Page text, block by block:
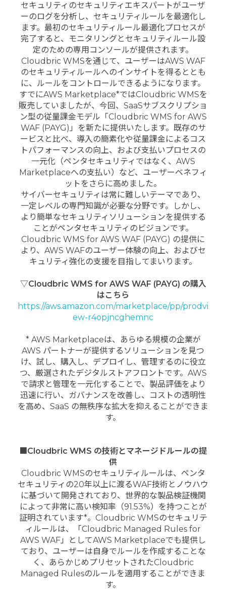
セキュリティのセキュリティエキスパートがユーザ
ーのログを分析し、セキュリティルールを最適化し
ます。最初のセキュリティルール最適化プロセスが
完了すると、モニタリングとセキュリティルール設
定のための専用コンソールが提供されます。
Cloudbric WMSを通じて、ユーザーはAWS WAF
のセキュリティルールへのインサイトを得るととも
に、ルールをコントロールできるようになります。
すでにAWS Marketplace*ではCloudbric WMSを
販売していましたが、今回、SaaSサブスクリプショ
ン型の従量課金モデル「Cloudbric WMS for AWS
WAF (PAYG)」を新たに提供いたします。既存のサ
ービスと比べ、導入の簡素化や従量課金によるコス
トパフォーマンスの向上、および支払いプロセスの
一元化（ペンタセキュリティではなく、AWS
Marketplaceへの支払い）など、ユーザーベネフィ
ットをさらに高めました。
サイバーセキュリティは常に難しいテーマであり、
一定レベルの専門知識が必要な分野です。しかし、
より簡単なセキュリティソリューションを提供する
ことがペンタセキュリティのビジョンです。
Cloudbric WMS for AWS WAF (PAYG) の提供に
より、AWS WAFのユーザー体験の向上、およびセ
キュリティ強化の支援を目指してまいります。
▽Cloudbric WMS for AWS WAF (PAYG) の購入
はこちら
https://aws.amazon.com/marketplace/pp/prodvi
ew-r4opjncghemnc
* AWS Marketplaceは、あらゆる規模の企業が
AWS パートナーが提供するソリューションを見つ
け、試し、購入し、デプロイし、管理するのに役立
つ、厳選されたデジタルストアフロントです。AWS
で請求と管理を一元化することで、製品評価をより
迅速に行い、ガバナンスを改善し、コストの透明性
を高め、SaaS の無秩序な拡大を抑えることができま
す。
Cloudbric WMS の技術とマネージドルールの提
供
Cloudbric WMSのセキュリティルールは、ペンタ
セキュリティの20年以上に渡るWAF技術とノウハウ
に基づいて開発されており、世界的な製品検証機関
によって非常に高い検知率（91.53%）を持つことが
証明されています*。Cloudbric WMSのセキュリテ
ィルールは、「Cloudbric Managed Rules for
AWS WAF」としてAWS Marketplaceでも提供し
ており、ユーザーは自身でルールを作成することな
く、あらかじめプリセットされたCloudbric
Managed Rulesのルールを適用することができま
す。